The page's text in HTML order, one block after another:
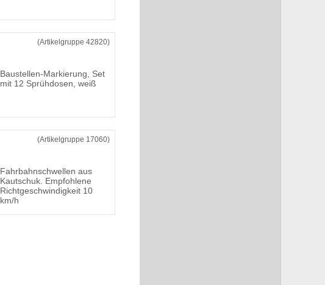
(Artikelgruppe 42820)
Baustellen-Markierung, Set
mit 12 Sprühdosen, weiß
(Artikelgruppe 17060)
Fahrbahnschwellen aus
Kautschuk. Empfohlene
Richtgeschwindigkeit 10
km/h